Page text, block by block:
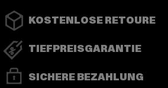
KOSTENLOSE RETOURE
TIEFPREISGARANTIE
SICHERE BEZAHLUNG